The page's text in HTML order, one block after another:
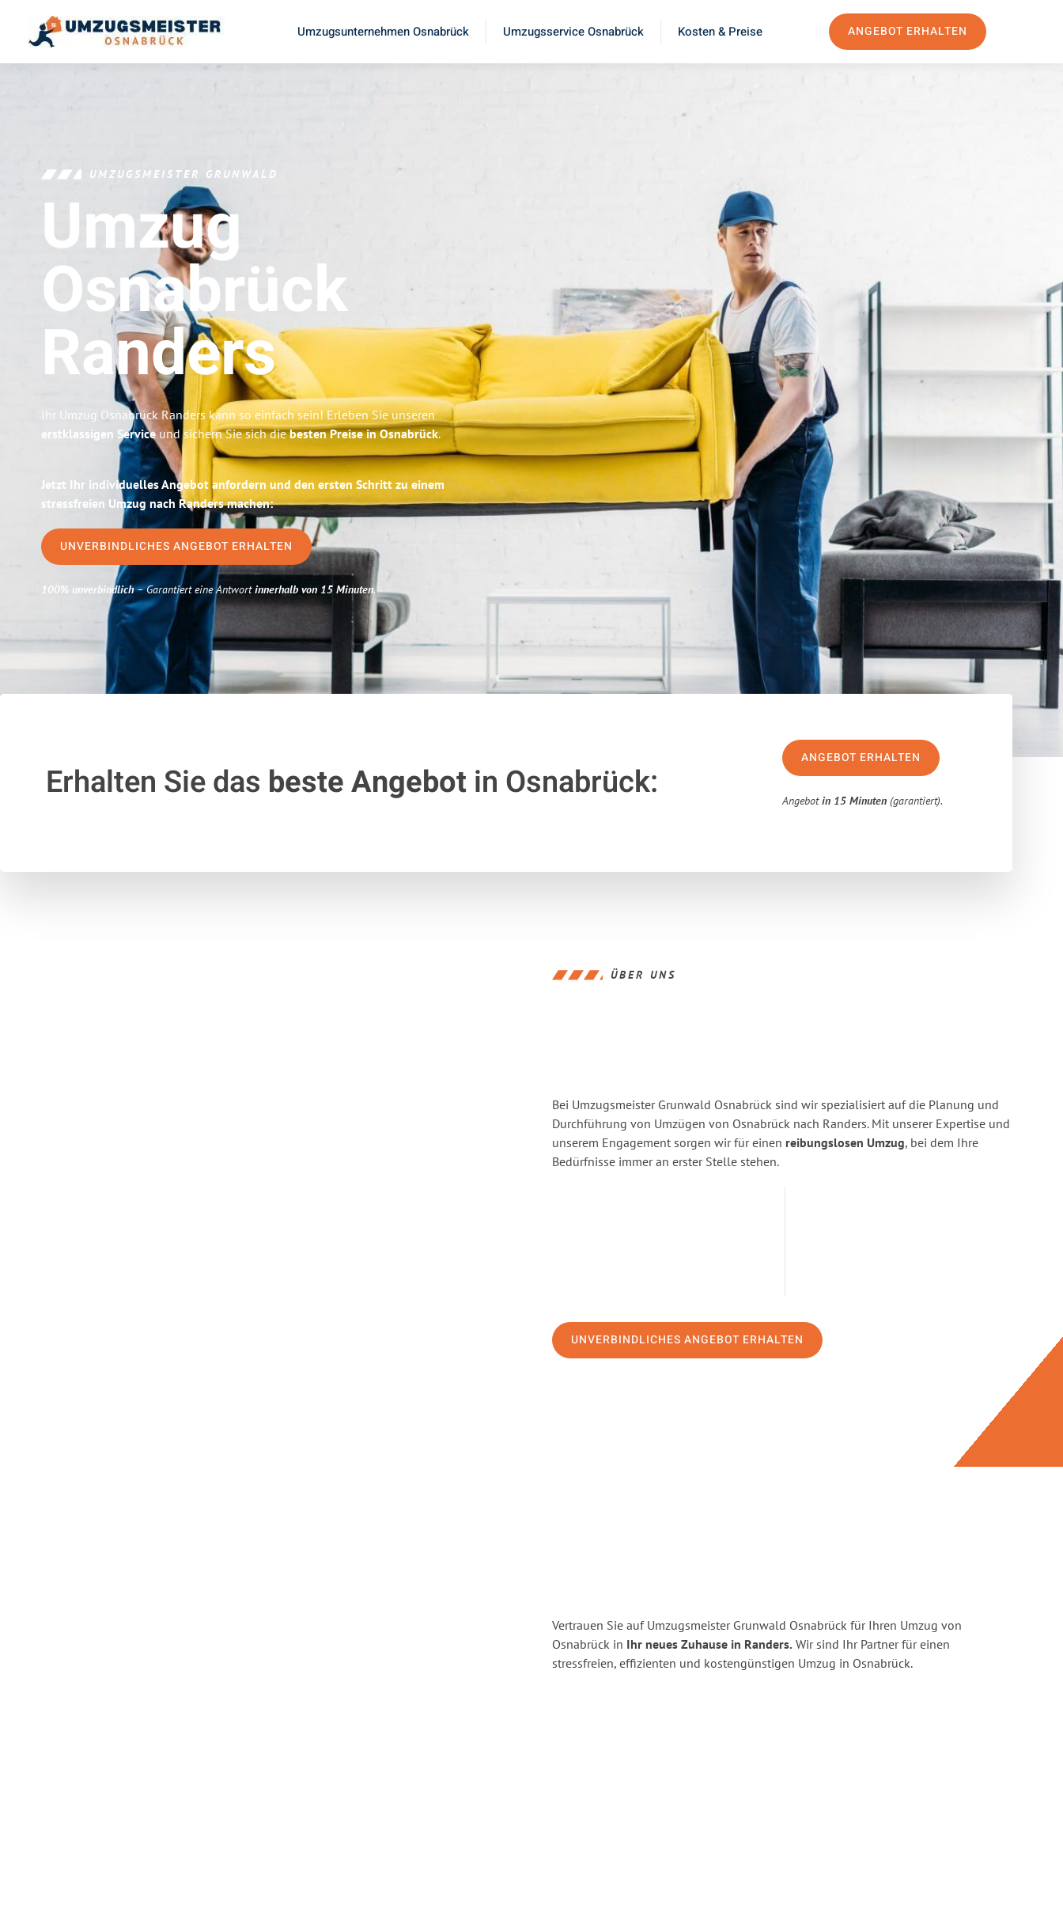
Umzugsunternehmen Osnabrück Umzugsservice Osnabrück Kosten & Preise ANGEBOT ERHALTEN
UMZUGSMEISTER GRUNWALD
Umzug
Osnabrück
Randers
Ihr Umzug Osnabrück Randers kann so einfach sein! Erleben Sie unseren
erstklassigen Serviceund sichern Sie sich diebesten Preise in Osnabrück.
Jetzt Ihr individuelles Angebot anfordern und den ersten Schritt zu einem
stressfreien Umzug nach Randers machen:
UNVERBINDLICHES ANGEBOT ERHALTEN
100% unverbindlich– Garantiert eine Antwortinnerhalb von 15 Minuten.
Erhalten Sie das beste Angebotin Osnabrück:
ANGEBOT ERHALTEN
Angebotin 15 Minuten (garantiert).
ÜBER UNS
Bei Umzugsmeister Grunwald Osnabrück sind wir spezialisiert auf die Planung und
Durchführung von Umzügen von Osnabrück nach Randers. Mit unserer Expertise und
unserem Engagement sorgen wir für einen reibungslosen Umzug, bei dem Ihre
Bedürfnisse immer an erster Stelle stehen.
UNVERBINDLICHES ANGEBOT ERHALTEN
Vertrauen Sie auf Umzugsmeister Grunwald Osnabrück für Ihren Umzug von
Osnabrück in Ihr neues Zuhause in Randers. Wir sind Ihr Partner für einen
stressfreien, effizienten und kostengünstigen Umzug in Osnabrück.